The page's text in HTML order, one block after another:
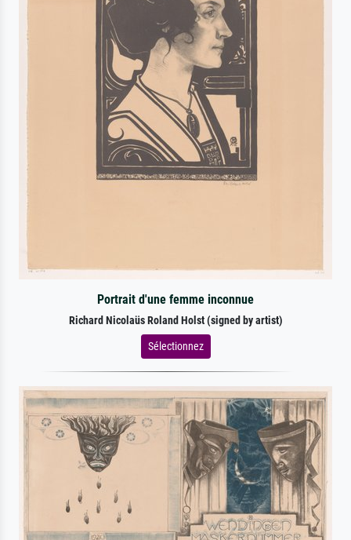
Portrait d'une femme inconnue
Richard Nicolaüs Roland Holst (signed by artist)
Sélectionnez